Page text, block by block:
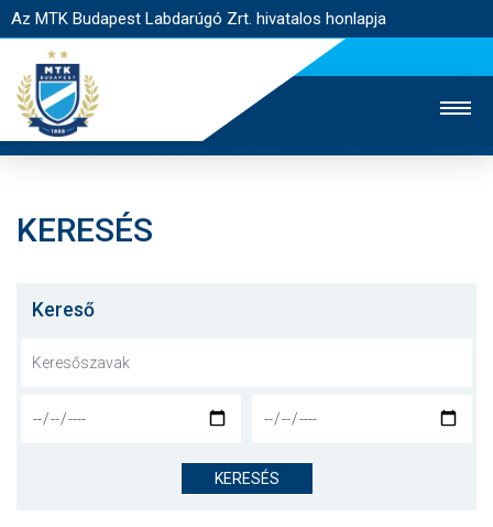
Az MTK Budapest Labdarúgó Zrt. hivatalos honlapja
JEGYÉRTÉKESÍTÉS
NYITÓLAP
CSAPATOK
KERESÉS
Kereső
KERESÉS